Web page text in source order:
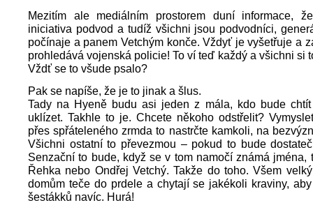
Mezitím ale mediálním prostorem duní informace,
iniciativa podvod a tudíž všichni jsou podvodníci,
počínaje a panem Vetchým konče. Vždyť je vyšetřuje a
prohledává vojenská policie! To ví teď každý a všichni si
Vždť se to všude psalo?
Pak se napíše, že je to jinak a šlus.
Tady na Hyeně budu asi jeden z mála, kdo bude
uklízet. Takhle to je. Chcete někoho odstřelit?
přes spřáteleného zrmda to nastrčte kamkoli, na
Všichni ostatní to převezmou – pokud to bude
Senzační to bude, když se v tom namočí známá jména,
Řehka nebo Ondřej Vetchý. Takže do toho. Všem
domům teče do prdele a chytají se jakékoli kraviny,
šestákků navíc. Hurá!